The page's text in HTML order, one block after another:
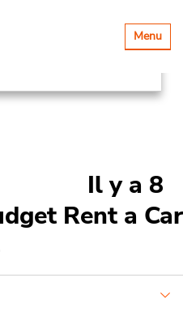
Basculer
la
Menu
Il y a 8
Rent a Car